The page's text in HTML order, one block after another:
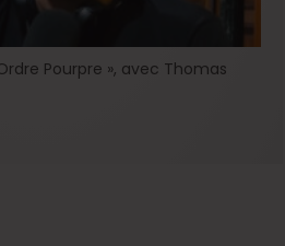
Pourpre », avec Thomas